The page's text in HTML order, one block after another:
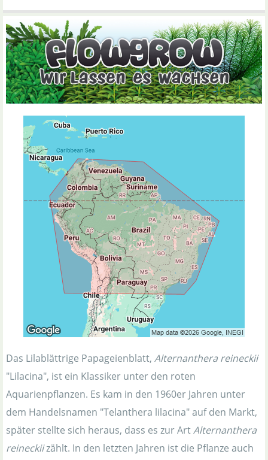
Das Lilablättrige Papageienblatt, Alternanthera reineckii
"Lilacina", ist ein Klassiker unter den roten
Aquarienpflanzen. Es kam in den 1960er Jahren unter
dem Handelsnamen "Telanthera lilacina" auf den Markt,
später stellte sich heraus, dass es zur ArtAlternanthera
reineckiizählt. In den letzten Jahren ist die Pflanze auch